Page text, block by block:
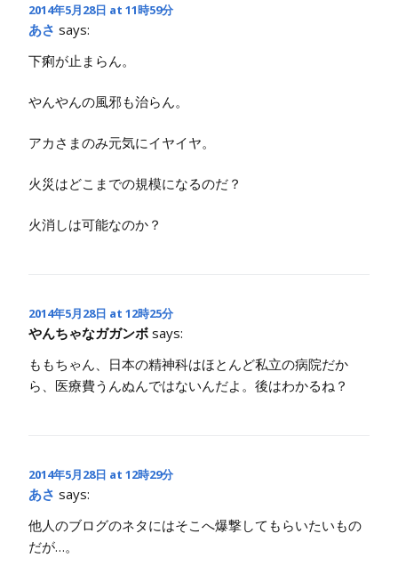
2014年5月28日 at 11時59分
あさ says:
下痢が止まらん。
やんやんの風邪も治らん。
アカさまのみ元気にイヤイヤ。
火災はどこまでの規模になるのだ？
火消しは可能なのか？
2014年5月28日 at 12時25分
やんちゃなガガンボ says:
ももちゃん、日本の精神科はほとんど私立の病院だか
ら、医療費うんぬんではないんだよ。後はわかるね？
2014年5月28日 at 12時29分
あさ says:
他人のブログのネタにはそこへ爆撃してもらいたいもの
だが…。